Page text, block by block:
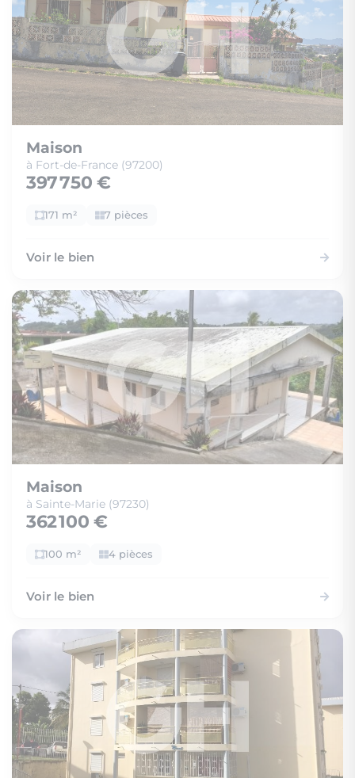
Maison
à Fort-de-France (97200)
397 750 €
171 m² 7 pièces
Voir le bien
Maison
à Sainte-Marie (97230)
362 100 €
100 m² 4 pièces
Voir le bien